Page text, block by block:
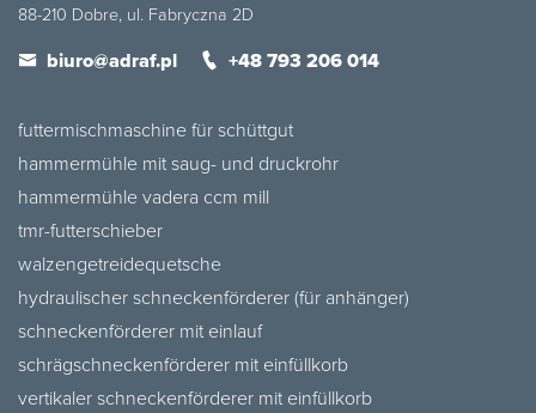
88-210 Dobre, ul. Fabryczna 2D
biuro@adraf.pl +48 793 206 014
futtermischmaschine für schüttgut
hammermühle mit saug- und druckrohr
hammermühle vadera ccm mill
tmr-futterschieber
walzengetreidequetsche
hydraulischer schneckenförderer (für anhänger)
schneckenförderer mit einlauf
schrägschneckenförderer mit einfüllkorb
vertikaler schneckenförderer mit einfüllkorb